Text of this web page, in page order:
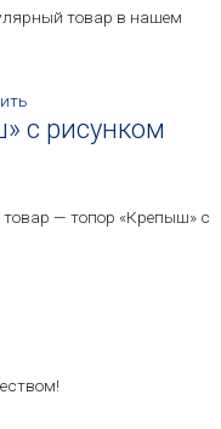
товар в нашем
с рисунком
— топор «Крепыш» с